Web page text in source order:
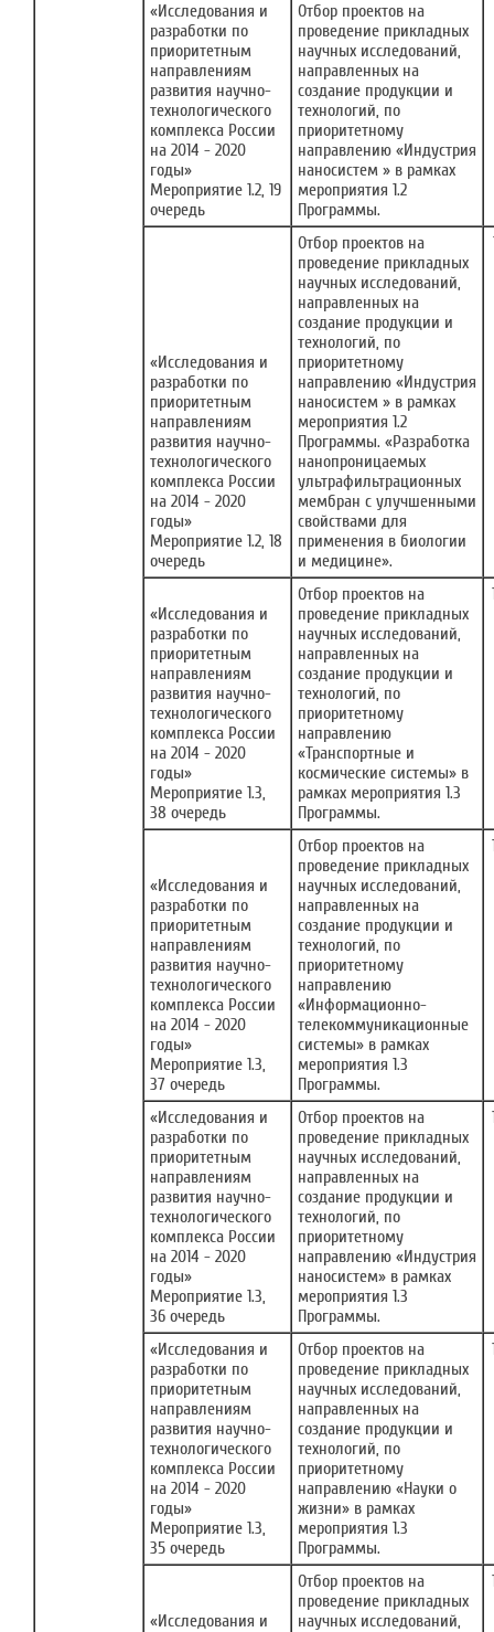
«Исследования и
разработки по
приоритетным
направлениям
развития научно-
технологического
комплекса России
на 2014 - 2020
годы»
Мероприятие 1.2, 19
очередь
Отбор проектов на
проведение прикладных
научных исследований,
направленных на
создание продукции и
технологий, по
приоритетному
направлению «Индустрия
наносистем » в рамках
мероприятия 1.2
Программы.
«Исследования и
разработки по
приоритетным
направлениям
развития научно-
технологического
комплекса России
на 2014 - 2020
годы»
Мероприятие 1.2, 18
очередь
Отбор проектов на
проведение прикладных
научных исследований,
направленных на
создание продукции и
технологий, по
приоритетному
направлению «Индустрия
наносистем » в рамках
мероприятия 1.2
Программы. «Разработка
нанопроницаемых
ультрафильтрационных
мембран с улучшенными
свойствами для
применения в биологии
и медицине».
«Исследования и
разработки по
приоритетным
направлениям
развития научно-
технологического
комплекса России
на 2014 - 2020
годы»
Мероприятие 1.3,
38 очередь
Отбор проектов на
проведение прикладных
научных исследований,
направленных на
создание продукции и
технологий, по
приоритетному
направлению
«Транспортные и
космические системы» в
рамках мероприятия 1.3
Программы.
«Исследования и
разработки по
приоритетным
направлениям
развития научно-
технологического
комплекса России
на 2014 - 2020
годы»
Мероприятие 1.3,
37 очередь
Отбор проектов на
проведение прикладных
научных исследований,
направленных на
создание продукции и
технологий, по
приоритетному
направлению
«Информационно-
телекоммуникационные
системы» в рамках
мероприятия 1.3
Программы.
«Исследования и
разработки по
приоритетным
направлениям
развития научно-
технологического
комплекса России
на 2014 - 2020
годы»
Мероприятие 1.3,
36 очередь
Отбор проектов на
проведение прикладных
научных исследований,
направленных на
создание продукции и
технологий, по
приоритетному
направлению «Индустрия
наносистем» в рамках
мероприятия 1.3
Программы.
«Исследования и
разработки по
приоритетным
направлениям
развития научно-
технологического
комплекса России
на 2014 - 2020
годы»
Мероприятие 1.3,
35 очередь
Отбор проектов на
проведение прикладных
научных исследований,
направленных на
создание продукции и
технологий, по
приоритетному
направлению «Науки о
жизни» в рамках
мероприятия 1.3
Программы.
«Исследования и
Отбор проектов на
проведение прикладных
научных исследований,